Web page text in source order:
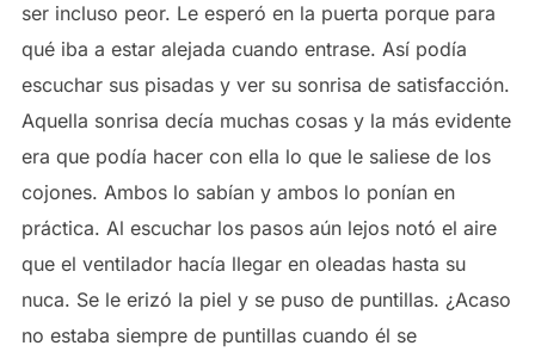
ser incluso peor. Le esperó en la puerta porque para
qué iba a estar alejada cuando entrase. Así podía
escuchar sus pisadas y ver su sonrisa de satisfacción.
Aquella sonrisa decía muchas cosas y la más evidente
era que podía hacer con ella lo que le saliese de los
cojones. Ambos lo sabían y ambos lo ponían en
práctica. Al escuchar los pasos aún lejos notó el aire
que el ventilador hacía llegar en oleadas hasta su
nuca. Se le erizó la piel y se puso de puntillas. ¿Acaso
no estaba siempre de puntillas cuando él se